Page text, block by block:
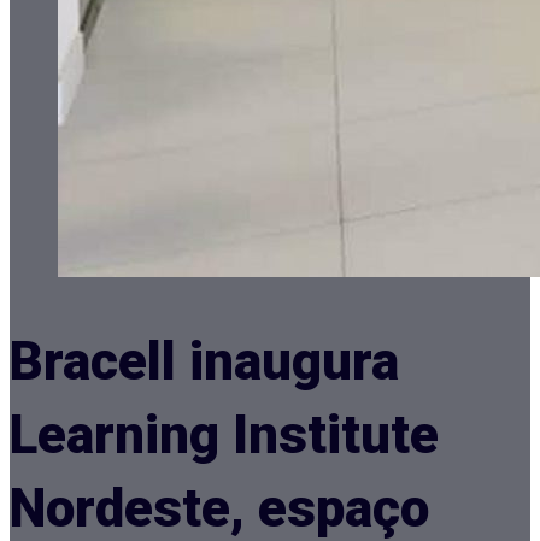
Bracell inaugura
Learning Institute
Nordeste, espaço